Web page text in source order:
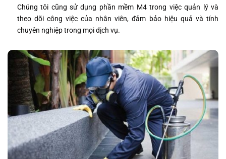
Chúng tôi cũng sử dụng phần mềm M4 trong việc quản lý và
theo dõi công việc của nhân viên, đảm bảo hiệu quả và tính
chuyên nghiệp trong mọi dịch vụ.